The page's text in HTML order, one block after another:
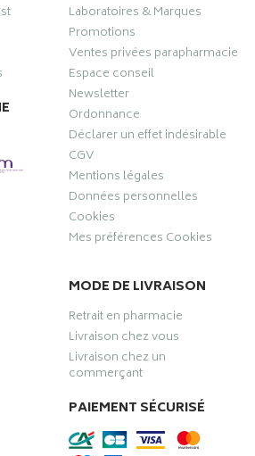
Laboratoires & Marques
Promotions
Ventes privées parapharmacie
Espace conseil
Newsletter
Ordonnance
Déclarer un effet indésirable
CGV
Mentions légales
Données personnelles
Cookies
Mes préférences Cookies
MODE DE LIVRAISON
Retrait en pharmacie
Livraison chez vous
Livraison chez un
commerçant
PAIEMENT SÉCURISÉ